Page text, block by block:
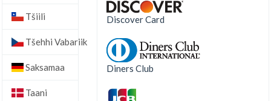
Tšiili
Tšehhi Vabariik
Saksamaa
Taani
Discover Card
Diners Club